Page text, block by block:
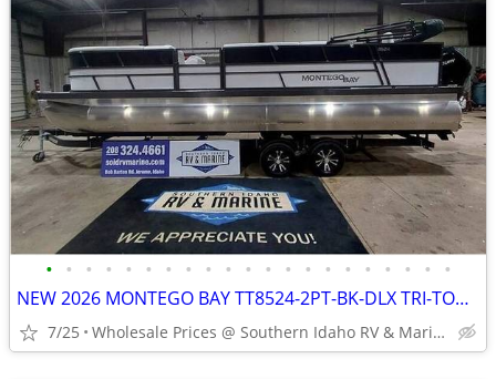
• • • • • • • • • • • • • • • • • • • • •
NEW 2026 MONTEGO BAY TT8524-2PT-BK-DLX TRI-TOON
7/25 Wholesale Prices @ Southern Idaho RV & Marine